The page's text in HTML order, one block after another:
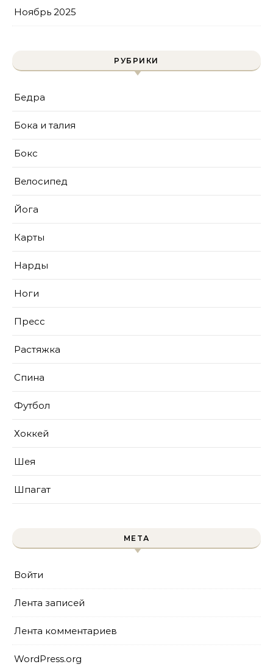
Ноябрь 2025
РУБРИКИ
Бедра
Бока и талия
Бокс
Велосипед
Йога
Карты
Нарды
Ноги
Пресс
Растяжка
Спина
Футбол
Хоккей
Шея
Шпагат
МЕТА
Войти
Лента записей
Лента комментариев
WordPress.org